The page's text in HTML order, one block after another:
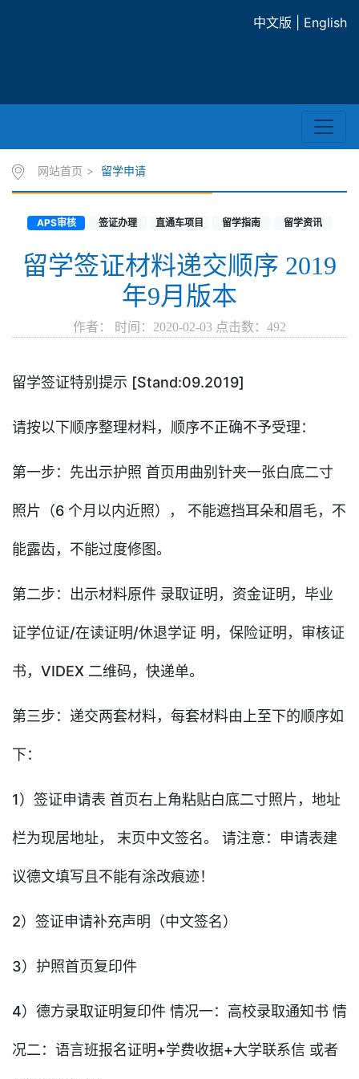
中文版 English
网站首页 > 留学申请
APS审核 签证办理 直通车项目 留学指南 留学资讯
留学签证材料递交顺序 2019
年9月版本
作者： 时间：2020-02-03 点击数： 492
留学签证特别提示 [Stand:09.2019]
请按以下顺序整理材料，顺序不正确不予受理：
第一步：先出示护照 首页用曲别针夹一张白底二寸
照片（6 个月以内近照）， 不能遮挡耳朵和眉毛，不
能露齿，不能过度修图。
第二步：出示材料原件 录取证明，资金证明，毕业
证学位证/在读证明/休退学证 明，保险证明，审核证
书，VIDEX 二维码，快递单。
第三步：递交两套材料，每套材料由上至下的顺序如
下：
1）签证申请表 首页右上角粘贴白底二寸照片，地址
栏为现居地址， 末页中文签名。 请注意：申请表建
议德文填写且不能有涂改痕迹！
2）签证申请补充声明（中文签名）
3）护照首页复印件
4）德方录取证明复印件 情况一：高校录取通知书 情
况二：语言班报名证明+学费收据+大学联系信 或者